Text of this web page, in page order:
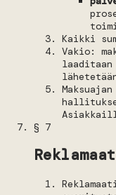
Kaikki
Vakio:
§ 7